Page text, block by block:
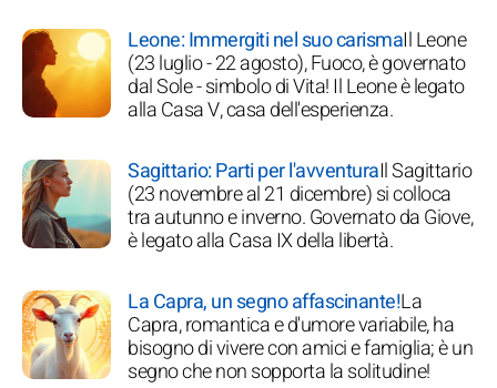
Leone: Immergiti nel suo carismaIl Leone
(23 luglio - 22 agosto), Fuoco, è governato
dal Sole - simbolo di Vita! Il Leone è legato
alla Casa V, casa dell'esperienza.
Sagittario: Parti per l'avventuraIl Sagittario
(23 novembre al 21 dicembre) si colloca
tra autunno e inverno. Governato da Giove,
è legato alla Casa IX della libertà.
La Capra, un segno affascinante!La
Capra, romantica e d'umore variabile, ha
bisogno di vivere con amici e famiglia; è un
segno che non sopporta la solitudine!